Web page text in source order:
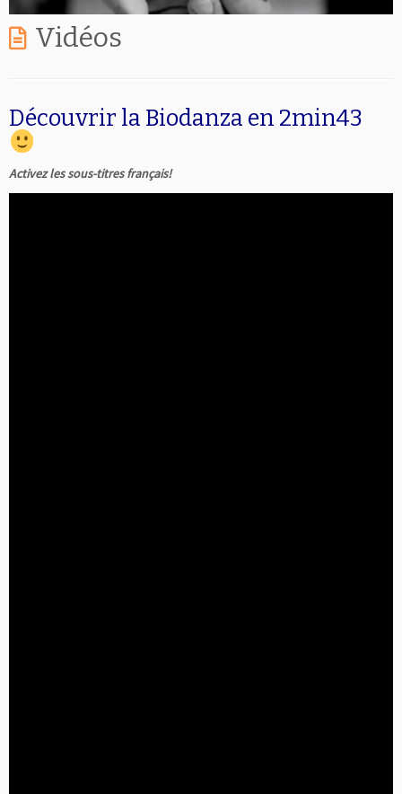
Vidéos
Découvrir la Biodanza en 2min43
Activez les sous-titres français!